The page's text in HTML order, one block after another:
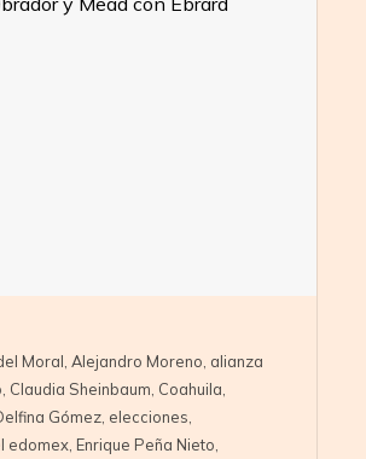
Moral, Alejandro Moreno, alianza
, Claudia Sheinbaum, Coahuila,
Gómez, elecciones,
edomex, Enrique Peña Nieto,